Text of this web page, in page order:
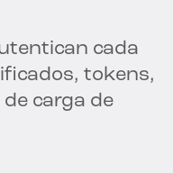
cada
tokens,
carga de